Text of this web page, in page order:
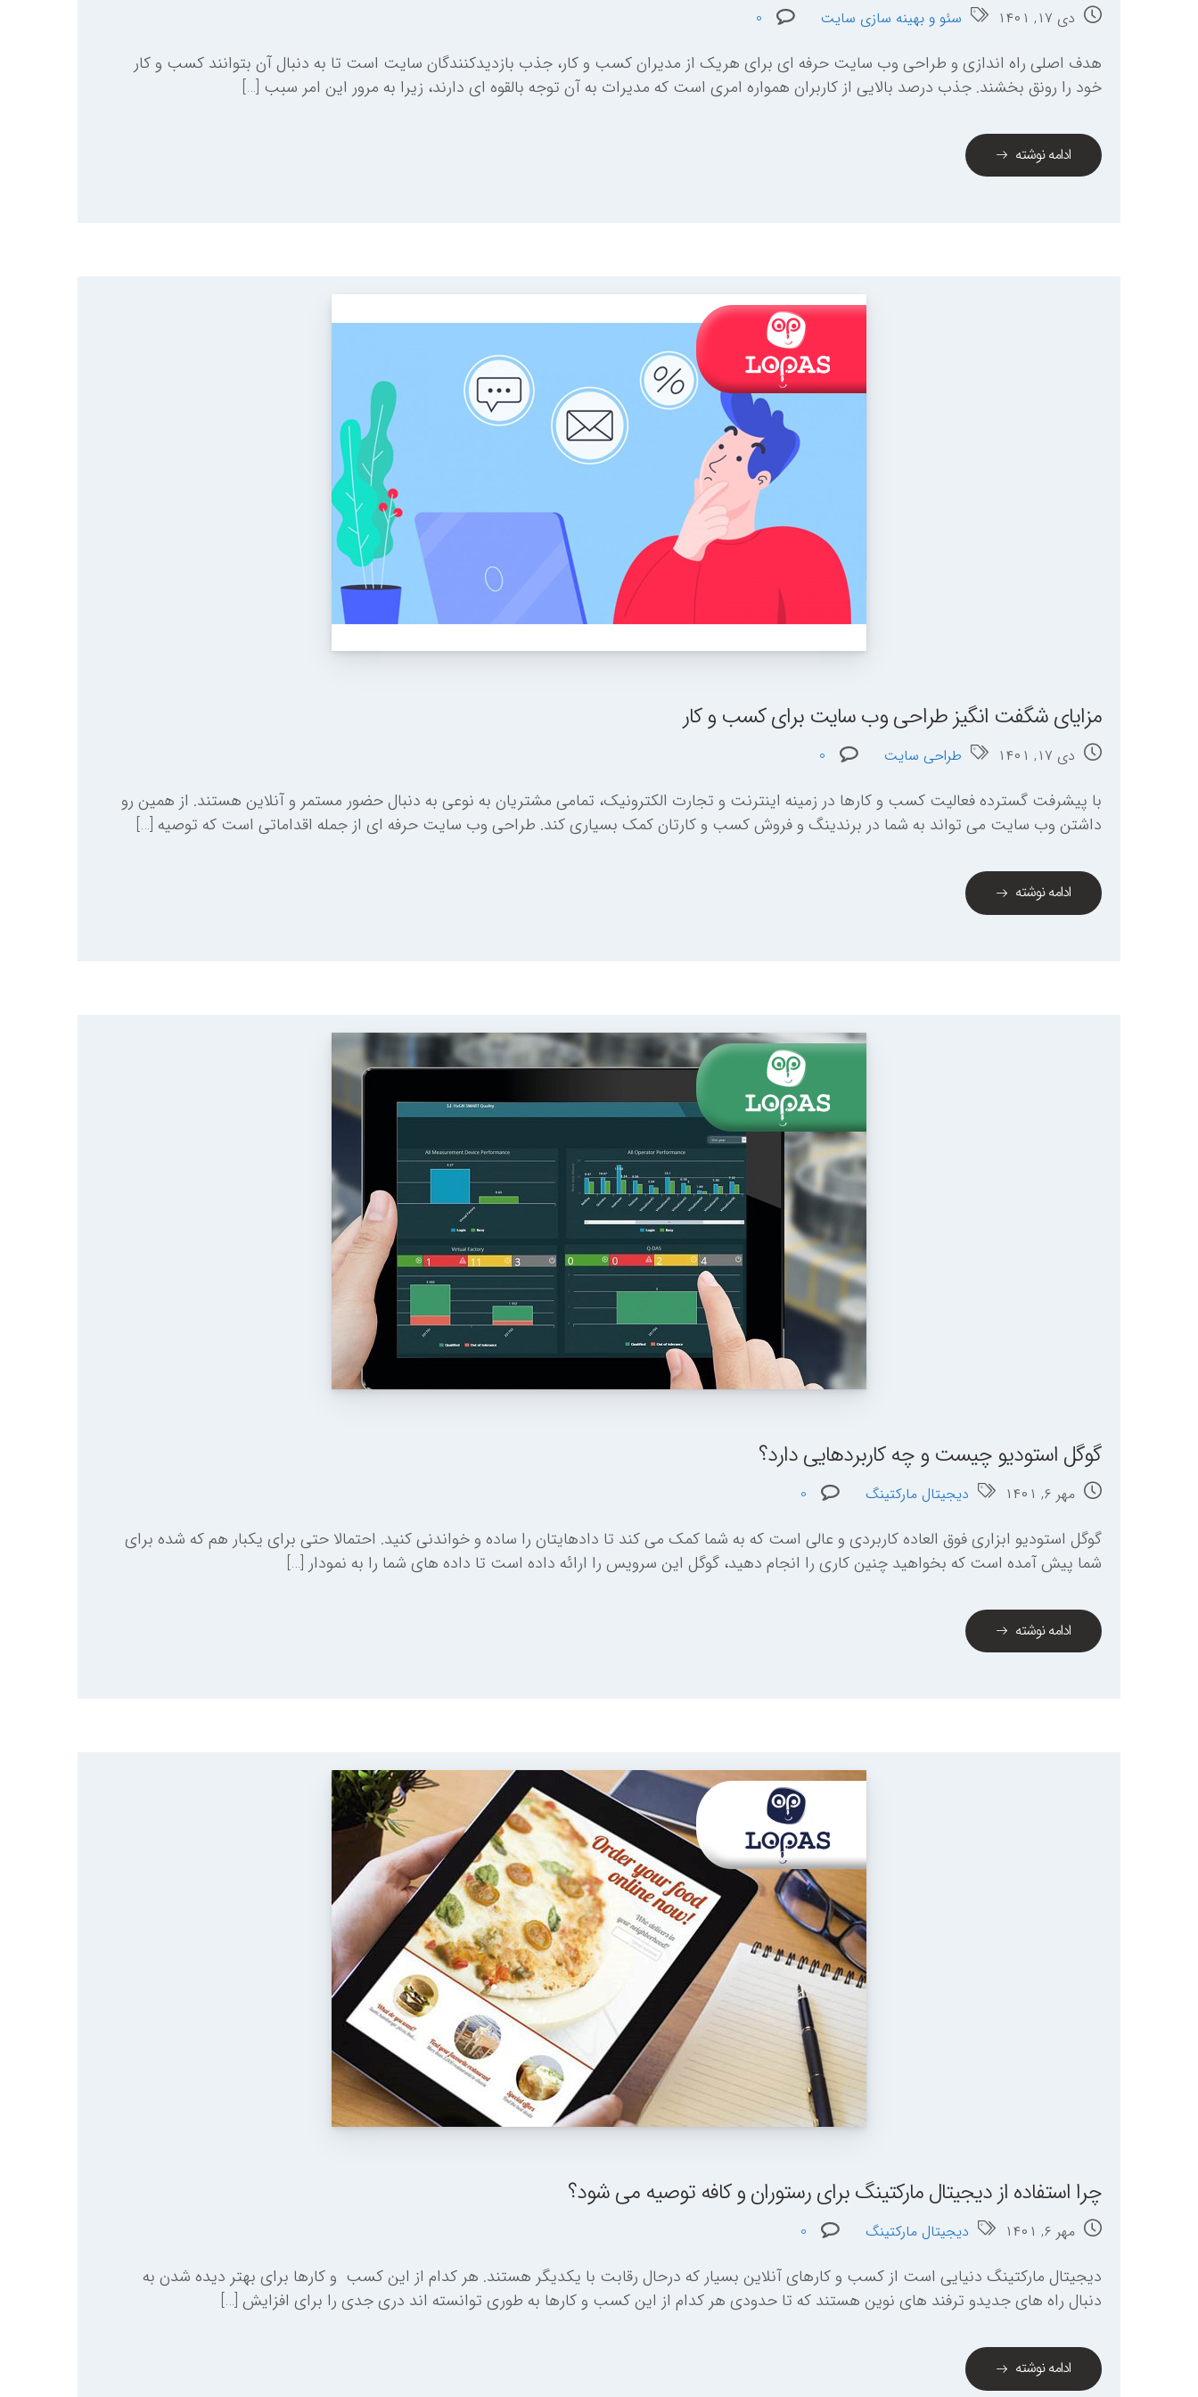
دی ۱۷, ۱۴۰۱ سئو و بهینه سازی سایت
هدف اصلی راه اندازی و طراحی وب سایت حرفه ای برای هریک از مدیران کسب و کار، جذب بازدیدکنندگان سایت است تا به دنبال آن بتوانند کسب و کار
خود را رونق بخشند. جذب درصد بالایی از کاربران همواره امری است که مدیرات به آن توجه بالقوه ای دارند، زیرا به مرور این امر سبب […]
ادامه نوشته
مزایای شگفت انگیز طراحی وب سایت برای کسب و کار
دی ۱۷, ۱۴۰۱ طراحی سایت
با پیشرفت گسترده فعالیت کسب و کارها در زمینه اینترنت و تجارت الکترونیک، تمامی مشتریان به نوعی به دنبال حضور مستمر و آنلاین هستند. از همین رو
داشتن وب سایت می تواند به شما در برندینگ و فروش کسب و کارتان کمک بسیاری کند. طراحی وب سایت حرفه ای از جمله اقداماتی است که توصیه […]
ادامه نوشته
گوگل استودیو چیست و چه کاربردهایی دارد؟
مهر ۶, ۱۴۰۱ دیجیتال مارکتینگ
گوگل استودیو ابزاری فوق العاده کاربردی و عالی است که به شما کمک می کند تا دادهایتان را ساده و خواندنی کنید. احتمالا حتی برای یکبار هم که شده برای
شما پیش آمده است که بخواهید چنین کاری را انجام دهید، گوگل این سرویس را ارائه داده است تا داده های شما را به نمودار […]
ادامه نوشته
چرا استفاده از دیجیتال مارکتینگ برای رستوران و کافه توصیه می شود؟
مهر ۶, ۱۴۰۱ دیجیتال مارکتینگ
دیجیتال مارکتینگ دنیایی است از کسب و کارهای آنلاین بسیار که درحال رقابت با یکدیگر هستند. هر کدام از این کسب و کارها برای بهتر دیده شدن به
دنبال راه های جدیدو ترفند های نوین هستند که تا حدودی هر کدام از این کسب و کارها به طوری توانسته اند دری جدی را برای افزایش […]
ادامه نوشته